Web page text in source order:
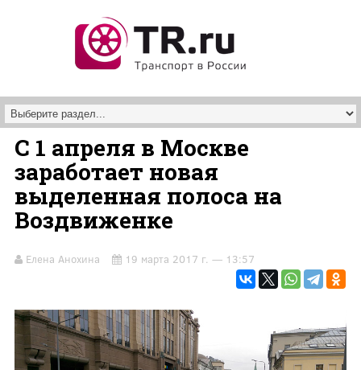
С 1 апреля в Москве
заработает новая
выделенная полоса на
Воздвиженке
Елена Анохина 19 марта 2017 г. — 13:57